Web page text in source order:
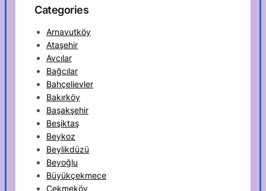
Categories
Arnavutköy
Ataşehir
Avcılar
Bağcılar
Bahçelievler
Bakırköy
Başakşehir
Beşiktaş
Beykoz
Beylikdüzü
Beyoğlu
Büyükçekmece
Çekmeköy